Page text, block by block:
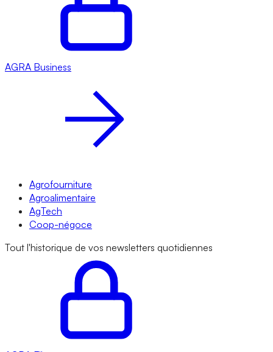
AGRA Business
Agrofourniture
Agroalimentaire
AgTech
Coop-négoce
Tout l'historique de vos newsletters quotidiennes